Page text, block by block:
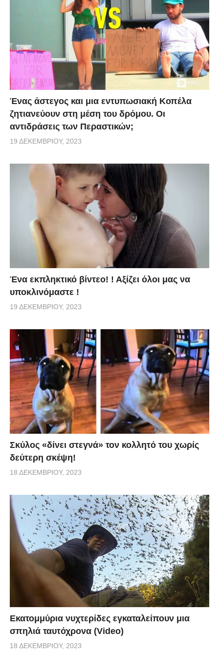
Ένας άστεγος και μια εντυπωσιακή Κοπέλα
ζητιανεύουν στη μέση του δρόμου. Οι
αντιδράσεις των Περαστικών;
19 ΔΕΚΕΜΒΡΊΟΥ, 2023
Ένα εκπληκτικό βίντεο! ! Αξίζει όλοι μας να
υποκλινόμαστε !
19 ΔΕΚΕΜΒΡΊΟΥ, 2023
Σκύλος «δίνει στεγνά» τον κολλητό του χωρίς
δεύτερη σκέψη!
18 ΔΕΚΕΜΒΡΊΟΥ, 2023
Εκατομμύρια νυχτερίδες εγκαταλείπουν μια
σπηλιά ταυτόχρονα (Video)
18 ΔΕΚΕΜΒΡΊΟΥ, 2023